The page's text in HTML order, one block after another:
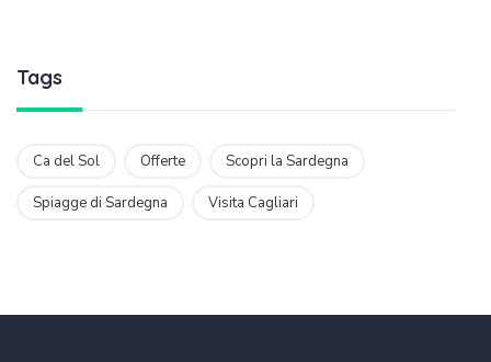
Tags
Ca del Sol Offerte Scopri la Sardegna
Spiagge di Sardegna Visita Cagliari